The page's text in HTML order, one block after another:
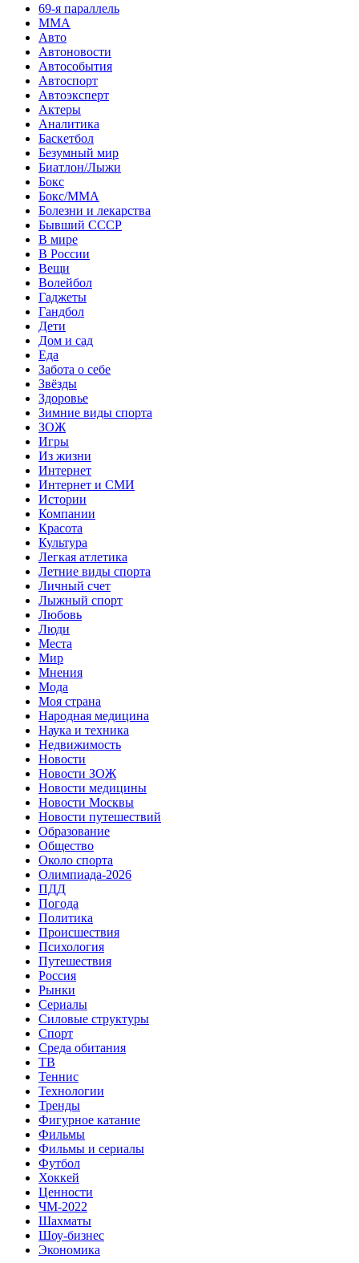
69-я параллель
MMA
Авто
Автоновости
Автособытия
Автоспорт
Автоэксперт
Актеры
Аналитика
Баскетбол
Безумный мир
Биатлон/Лыжи
Бокс
Бокс/MMA
Болезни и лекарства
Бывший СССР
В мире
В России
Вещи
Волейбол
Гаджеты
Гандбол
Дети
Дом и сад
Еда
Забота о себе
Звёзды
Здоровье
Зимние виды спорта
ЗОЖ
Игры
Из жизни
Интернет
Интернет и СМИ
Истории
Компании
Красота
Культура
Легкая атлетика
Летние виды спорта
Личный счет
Лыжный спорт
Любовь
Люди
Места
Мир
Мнения
Мода
Моя страна
Народная медицина
Наука и техника
Недвижимость
Новости
Новости ЗОЖ
Новости медицины
Новости Москвы
Новости путешествий
Образование
Общество
Около спорта
Олимпиада-2026
ПДД
Погода
Политика
Происшествия
Психология
Путешествия
Россия
Рынки
Сериалы
Силовые структуры
Спорт
Среда обитания
ТВ
Теннис
Технологии
Тренды
Фигурное катание
Фильмы
Фильмы и сериалы
Футбол
Хоккей
Ценности
ЧМ-2022
Шахматы
Шоу-бизнес
Экономика